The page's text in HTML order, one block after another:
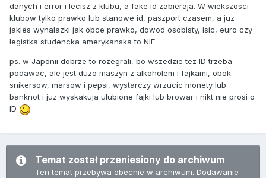
danych i error i lecisz z klubu, a fake id zabieraja. W wiekszosci
klubow tylko prawko lub stanowe id, paszport czasem, a juz
jakies wynalazki jak obce prawko, dowod osobisty, isic, euro czy
legistka studencka amerykanska to NIE.
ps. w Japonii dobrze to rozegrali, bo wszedzie tez ID trzeba
podawac, ale jest duzo maszyn z alkoholem i fajkami, obok
snikersow, marsow i pepsi, wystarczy wrzucic monety lub
banknot i juz wyskakuja ulubione fajki lub browar i nikt nie prosi o
ID
Temat został przeniesiony do archiwum
Ten temat przebywa obecnie w archiwum. Dodawanie